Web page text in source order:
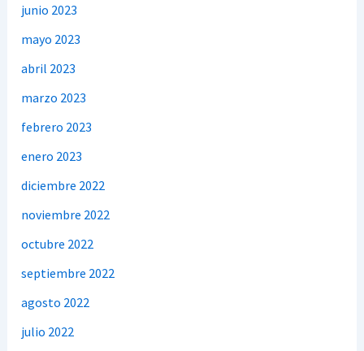
junio 2023
mayo 2023
abril 2023
marzo 2023
febrero 2023
enero 2023
diciembre 2022
noviembre 2022
octubre 2022
septiembre 2022
agosto 2022
julio 2022